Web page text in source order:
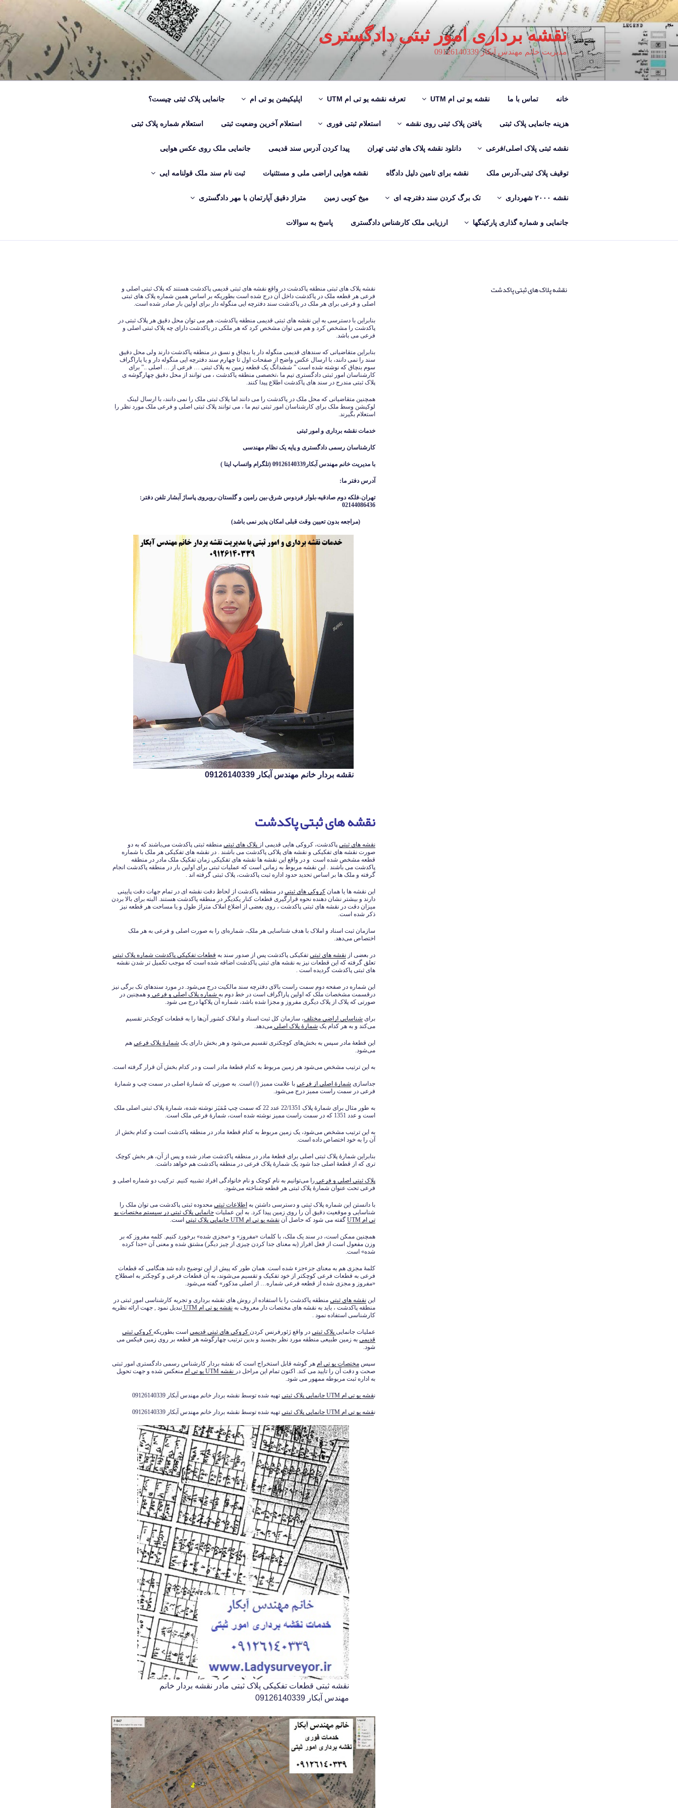
رفتن
به
محتوا
نقشه برداری امور ثبتی دادگستری
مدیریت خانم مهندس آبکار 09126140339
خانه تماس با ما نقشه یو تی ام UTM تعرفه نقشه یو تی ام UTM اپلیکیشن یو تی ام جانمایی پلاک ثبتی چیست؟
هزینه جانمایی پلاک ثبتی یافتن پلاک ثبتی روی نقشه استعلام ثبتی فوری استعلام آخرین وضعیت ثبتی استعلام شماره پلاک ثبتی
نقشه ثبتی پلاک اصلی/فرعی دانلود نقشه پلاک های ثبتی تهران پیدا کردن آدرس سند قدیمی جانمایی ملک روی عکس هوایی
توقیف پلاک ثبتی-آدرس ملک نقشه برای تامین دلیل دادگاه نقشه هوایی اراضی ملی و مستثنیات ثبت نام سند ملک قولنامه ایی
نقشه ۲۰۰۰ شهرداری تک برگ کردن سند دفترچه ای میخ کوبی زمین متراژ دقیق آپارتمان با مهر دادگستری
جانمایی و شماره گذاری پارکینگها ارزیابی ملک کارشناس دادگستری پاسخ به سوالات
نقشه پلاک های ثبتی پاکدشت
نقشه پلاک های ثبتی منطقه پاکدشت در واقع نقشه های ثبتی قدیمی پاکدشت هستند که پلاک ثبتی اصلی و
فرعی هر قطعه ملک در پاکدشت داخل آن درج شده است بطوریکه بر اساس همین شماره پلاک های ثبتی
اصلی و فرعی برای هر ملک در پاکدشت سند دفترچه ایی منگوله دار برای اولین بار صادر شده است.
بنابراین با دسترسی به این نقشه های ثبتی قدیمی منطقه پاکدشت، هم می توان محل دقیق هر پلاک ثبتی در
پاکدشت را مشخص کرد و هم می توان مشخص کرد که هر ملکی در پاکدشت دارای چه پلاک ثبتی اصلی و
فرعی می باشد.
بنابراین متقاضیانی که سندهای قدیمی منگوله دار یا بنچاق و نسق در منطقه پاکدشت دارند ولی محل دقیق
سند را نمی دانند، با ارسال عکس واضح از صفحات اول تا چهارم سند دفترچه ایی منگوله دار و یا پاراگراف
سوم بنچاق که نوشته شده است ” ششدانگ یک قطعه زمین به پلاک ثبتی … فرعی از … اصلی ..” برای
کارشناسان امور ثبتی دادگستری تیم ما ،تخصصی منطقه پاکدشت ، می توانند از محل دقیق چهارگوشه ی
پلاک ثبتی مندرج در سند های پاکدشت اطلاع پیدا کنند.
همچنین متقاضیانی که محل ملک در پاکدشت را می دانند اما پلاک ثبتی ملک را نمی دانند، با ارسال لینک
لوکیشن وسط ملک برای کارشناسان امور ثبتی تیم ما ، می توانند پلاک ثبتی اصلی و فرعی ملک مورد نظر را
استعلام بگیرند.
خدمات نقشه برداری و امور ثبتی
کارشناسان رسمی دادگستری و پایه یک نظام مهندسی
با مدیریت خانم مهندس آبکار09126140339 (تلگرام واتساپ ایتا )
آدرس دفتر ما:
تهران-فلکه دوم صادقیه-بلوار فردوس شرق-بین رامین و گلستان-روبروی پاساژ آبشار تلفن دفتر:
02144086436
(مراجعه بدون تعیین وقت قبلی امکان پذیر نمی باشد)
نقشه بردار خانم مهندس آبکار 09126140339
نقشه های ثبتی پاکدشت
نقشه های ثبتیپاکدشت، کروکی هایی قدیمی از پلاک های ثبتیمنطقه ثبتی پاکدشت می‌باشند که به دو
صورت نقشه های تفکیکی و نقشه های پلاکی پاکدشت می باشند . در نقشه های تفکیکی هر ملک با شماره
قطعه مشخص شده است و در واقع این نقشه ها نقشه های تفکیکی زمان تفکیک ملک مادر در منطقه
پاکدشت می باشند . این نقشه مربوط به زمانی است که عملیات ثبتی برای اولین بار در منطقه پاکدشت انجام
گرفته و ملک ها بر اساس تحدید حدود اداره ثبت پاکدشت، پلاک ثبتی گرفته اند .
این نقشه ها یا همان کروکی های ثبتیدر منطقه پاکدشت از لحاظ دقت نقشه ای در تمام جهات دقت پایینی
دارند و بیشتر نشان دهنده نحوه قرارگیری قطعات کنار یکدیگر در منطقه پاکدشت هستند. البته برای بالا بردن
میزان دقت در نقشه های ثبتی پاکدشت ، روی بعضی از اضلاع املاک متراژ طول و یا مساحت هر قطعه نیز
ذکر شده است.
سازمان ثبت اسناد و املاک با هدف شناسایی هر ملک، شماره‌ای را به صورت اصلی و فرعی به هر ملک
اختصاص می‌دهد.
در بعضی از نقشه های ثبتیتفکیکی پاکدشت پس از صدور سند به قطعات تفکیکی پاکدشت شماره پلاک ثبتی
تعلق گرفته که این قطعات نیز به نقشه های ثبتی پاکدشت اضافه شده است که موجب تکمیل تر شدن نقشه
های ثبتی پاکدشت گردیده است .
این شماره در صفحه دوم سمت راست بالای دفترچه سند مالکیت درج می‌شود. در مورد سندهای تک برگی نیز
درقسمت مشخصات ملک که اولین پاراگراف است در خط دوم به شماره پلاک اصلی و فرعی و همچنین در
صورتی که پلاک از پلاک دیگری مفروز و مجزا شده باشد، شماره آن پلاکها درج می شود.
برای شناسایی اراضی مختلف، سازمان کل ثبت اسناد و املاک کشور آن‌ها را به قطعات کوچک‌تر تقسیم
می‌کند و به هر کدام یک شمارۀ پلاک اصلی می‌دهد.
این قطعۀ مادر سپس به بخش‌های کوچکتری تقسیم می‌شود و هر بخش دارای یک شمارۀ پلاک فرعیهم
می‌شود.
به این ترتیب مشخص می‌شود هر زمین مربوط به کدام قطعۀ مادر است و در کدام بخش آن قرار گرفته است.
جداسازی شمارۀ اصلی از فرعیبا علامت ممیز (/) است. به صورتی که شمارۀ اصلی در سمت چپ و شمارۀ
فرعی در سمت راست ممیز درج می‌شود.
به طور مثال برای شمارۀ پلاک 22/1351 عدد 22 که سمت چپ مُمَیَز نوشته شده، شمارۀ پلاک ثبتی اصلی ملک
است و عدد 1351 که در سمت راست ممیز نوشته شده است، شمارۀ فرعی ملک است.
به این ترتیب مشخص می‌شود، یک زمین مربوط به کدام قطعۀ مادر در منطقه پاکدشت است و کدام بخش از
آن را به خود اختصاص داده است.
بنابراین شمارۀ پلاک ثبتی اصلی برای قطعۀ مادر در منطقه پاکدشت صادر شده و پس از آن، هر بخش کوچک
تری که از قطعۀ اصلی جدا شود یک شمارۀ پلاک فرعی در منطقه پاکدشت هم خواهد داشت.
پلاک ثبتی اصلی و فرعی را می‌توانیم به نام کوچک و نام خانوادگی افراد تشبیه کنیم. ترکیب دو شماره اصلی و
فرعی تحت عنوان شمارۀ پلاک ثبتی هر قطعه شناخته می‌شود.
با دانستن این شماره پلاک ثبتی و دسترسی داشتن به اطلاعات ثبتیمحدوده ثبتی پاکدشت می توان ملک را
شناسایی و موقعیت دقیق آن را روی زمین پیدا کرد. به این عملیات جانمایی پلاک ثبتی در سیستم مختصات یو
تی ام UTM
گفته می شود که حاصل آن نقشه یو تی ام UTM جانمایی پلاک ثبتی است.
همچنین ممکن است، در سند یک ملک، با کلمات «مفروز» و «مجزی شده» برخورد کنیم. کلمه مفروز که بر
وزن مفعول است از فعل افراز (به معنای جدا کردن چیزی از چیز دیگر) مشتق شده و معنی آن «جدا کرده
شده» است.
کلمۀ مجزی هم به معنای جزء‌جزء شده است. همان ‌طور که پیش از این توضیح داده شد هنگامی که قطعات
فرعی به قطعات فرعی کوچکتر از خود تفکیک و تقسیم می‌شوند، به آن قطعات فرعی و کوچکتر به اصطلاح
«مفروز و مجزی شده از قطعه فرعی شماره… از اصلی مذکور» گفته می‌شود.
این نقشه های ثبتیمنطقه پاکدشت را با استفاده از روش های نقشه برداری و تجربه کارشناسی امور ثبتی در
منطقه پاکدشت ، باید به نقشه های مختصات دار معروف به نقشه یو تی ام UTM
تبدیل نمود , جهت ارائه نظریه
کارشناسی استفاده نمود .
عملیات جانماییپلاک ثبتیدر واقع ژئورفرنس کردنکروکی های ثبتی قدیمیاست بطوریکه کروکی ثبتی
قدیمیبه زمین طبیعی منطقه مورد نظر بچسبد و بدین ترتیب چهارگوشه هر قطعه بر روی زمین فیکس می
شود.
سپس مختصات یو تی ام هر گوشه قابل استخراج است که نقشه بردار کارشناس رسمی دادگستری امور ثبتی
صحت و دقت آن را تایید می کند. اکنون تمام این مراحل در نقشه UTM یو تی ام
منعکس شده و جهت تحویل
به اداره ثبت مربوطه ممهور می شود.
نقشه یو تی ام UTM جانمایی پلاک ثبتی تهیه شده توسط نقشه بردار خانم مهندس آبکار 09126140339
نقشه یو تی ام UTM جانمایی پلاک ثبتی تهیه شده توسط نقشه بردار خانم مهندس آبکار 09126140339
نقشه ثبتی قطعات تفکیکی پلاک ثبتی مادر نقشه بردار خانم
مهندس آبکار 09126140339